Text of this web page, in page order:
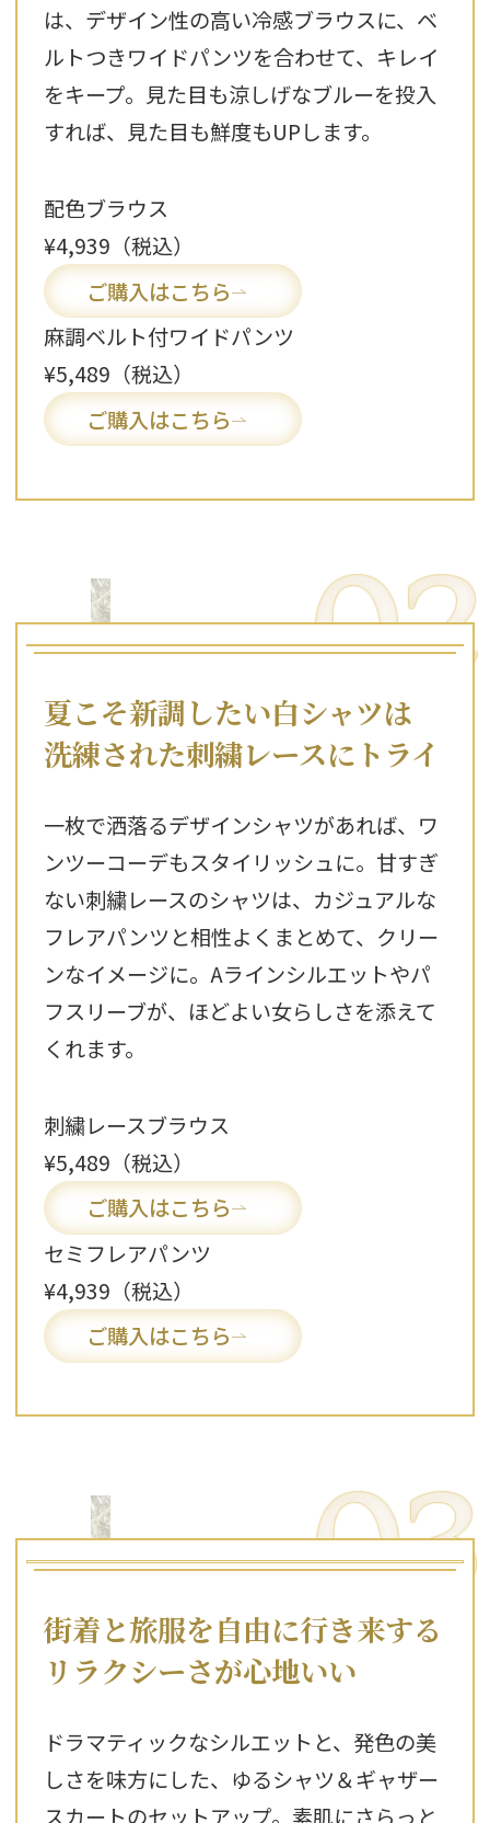
は、デザイン性の高い冷感ブラウスに、ベ
ルトつきワイドパンツを合わせて、キレイ
をキープ。見た目も涼しげなブルーを投入
すれば、見た目も鮮度もUPします。
配色ブラウス
¥4,939（税込）
ご購入はこちら
麻調ベルト付ワイドパンツ
¥5,489（税込）
ご購入はこちら
02
夏こそ新調したい白シャツは
洗練された刺繍レースにトライ
一枚で洒落るデザインシャツがあれば、ワ
ンツーコーデもスタイリッシュに。甘すぎ
ない刺繍レースのシャツは、カジュアルな
フレアパンツと相性よくまとめて、クリー
ンなイメージに。Aラインシルエットやパ
フスリーブが、ほどよい女らしさを添えて
くれます。
刺繍レースブラウス
¥5,489（税込）
ご購入はこちら
セミフレアパンツ
¥4,939（税込）
ご購入はこちら
03
街着と旅服を自由に行き来する
リラクシーさが心地いい
ドラマティックなシルエットと、発色の美
しさを味方にした、ゆるシャツ＆ギャザー
スカートのセットアップ。素肌にさらっと